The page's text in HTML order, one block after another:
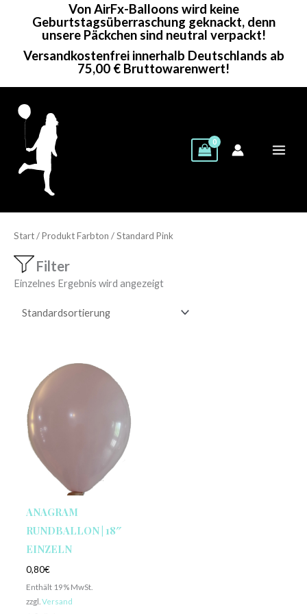
Von AirFx-Balloons wird keine
Geburtstagsüberraschung geknackt, denn
unsere Päckchen sind neutral verpackt!
Versandkostenfrei innerhalb Deutschlands ab
75,00 € Bruttowarenwert!
Start/ Produkt Farbton / Standard Pink
Filter
Einzelnes Ergebnis wird angezeigt
ANAGRAM
RUNDBALLON | 18″
EINZELN
0,80€
Enthält 19% MwSt.
zzgl. Versand